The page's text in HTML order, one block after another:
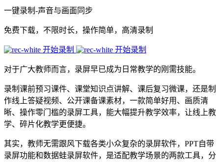
一键录制-声音与画面同步
免费下载，不限时长，操作简单，高清录制
开始录制 开始录制
对于广大教师而言，录屏早已成为日常教学的刚需技能。
录制课前预习课件、课堂知识点讲解、课后复习微课，还是制
作线上答疑视频、公开课备课素材，一款简单好用、画质清
晰、操作零门槛的录屏工具，能大幅提升教学效率，让线上教
学、碎片化教学更便捷。
其实，教师无需跟风下载各类小众复杂的录屏软件，PPT自带
录屏功能和数据蛙录屏软件，是适配教学场景的两款工具，分